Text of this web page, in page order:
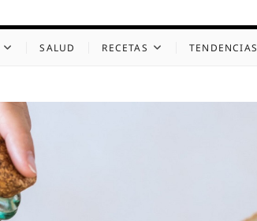
SALUD RECETAS TENDENCIAS